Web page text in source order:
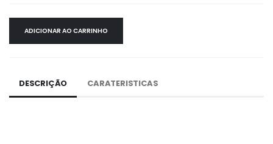
ADICIONAR AO CARRINHO
DESCRIÇÃO CARATERISTICAS